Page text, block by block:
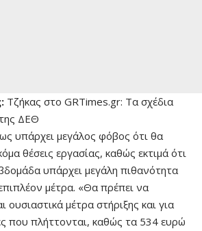
Τζήκας στο GRTimes.gr: Τα σχέδια
ΔΕΘ
υπάρχει μεγάλος φόβος ότι θα
θέσεις εργασίας, καθώς εκτιμά ότι
υπάρχει μεγάλη πιθανότητα
μέτρα. «Θα πρέπει να
ουσιαστικά μέτρα στήριξης και για
που πλήττονται, καθώς τα 534 ευρώ